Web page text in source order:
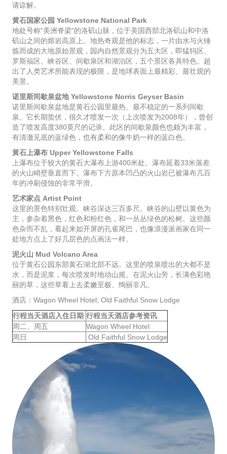
请谅解。
黄石国家公园 Yellowstone National Park
地处号称"美洲脊梁"的洛矶山脉，位于美国西部北洛矶山和中洛
矶山之间的熔岩高原上。地热奇观是他的标志，一片由水与火锤
炼而成的大地原始景观，园内自然景观分为五大区，即猛犸区、
罗斯福区、峡谷区、间歇泉区和湖泊区，五个景区各具特色。超
出了人类艺术所能表现的极限，是地球表面上最精彩、最壮观的
美景。
诺里斯间歇泉盆地 Yellowstone Norris Geyser Basin
诺里斯间歇泉盆地是黄石公园里最热、最不稳定的一系列间歇
泉。它长期蛰伏，很久才喷发一次（上次喷发为2008年），曾创
造了喷发高度380英尺的记录。此区的间歇泉颜色也颇为丰富，
有清澈见底的蓝绿色，也有柔和的像牛奶一样的蓝白色。
黃石上瀑布 Upper Yellowstone Falls
上瀑布位于较大的黄石大瀑布上游400米处。瀑布延着33米落差
的火山峭壁垂直而下。瀑布下方原本凹凸的火山岩已被瀑布几百
年的冲刷侵蚀的非常平滑。
艺术家点 Artist Point
这里的景色特别壮观。峡谷深达三百多尺。峡谷的山壁以黄色为
主，参杂着黑色，红色和粉红色，和一丛丛绿色的松树。这些颜
色杂而不乱，看起来如开屏的孔雀尾巴，也像浪漫派画家在同一
处地方点上了好几层色的点画法一样。
泥火山 Mud Volcano Area
位于黄石公园东部黄石湖北部不远。这里的喷泉喷出的大都不是
水，而是泥浆，每次喷发时地动山摇。在泥火山旁，长满色彩艳
丽的草，这些草看上去柔嫩至极、绚丽非凡。
酒店：Wagon Wheel Hotel; Old Faithful Snow Lodge
行程当天酒店入住日期 行程当天酒店参考资讯
周二、周五
Wagon Wheel Hotel
周日
Old Faithful Snow Lodge